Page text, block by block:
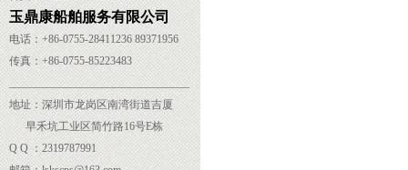
玉鼎康船舶服务有限公司
电话：+86-0755-28411236 89371956
传真：+86-0755-85223483
______
___________________________
地址：深圳市龙岗区南湾街道吉厦
早禾坑工业区简竹路16号E栋
Q Q ：2319787991